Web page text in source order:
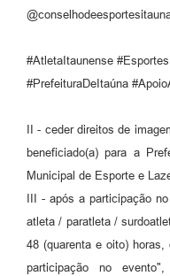
#AtletaItaunense
#PrefeituraDeItaúna
II - ceder direitos de
beneficiado(a) para a
Municipal de Esporte e
III - após a participação
atleta / paratleta /
48 (quarenta e oito)
participação no